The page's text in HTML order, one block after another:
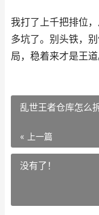
我打了上千把排位
多坑了。别头铁，
局，稳着来才是王
乱世王者仓库怎么
« 上一篇
没有了！